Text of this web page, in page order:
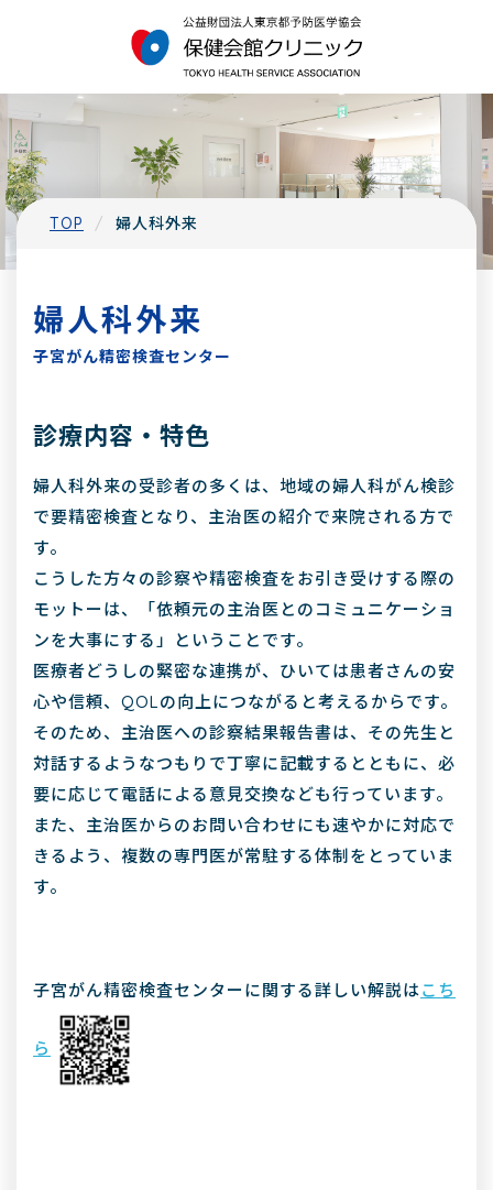
TOP 婦人科外来
婦人科外来
子宮がん精密検査センター
診療内容・特色
婦人科外来の受診者の多くは、地域の婦人科がん検診
で要精密検査となり、主治医の紹介で来院される方で
す。
こうした方々の診察や精密検査をお引き受けする際の
モットーは、「依頼元の主治医とのコミュニケーショ
ンを大事にする」ということです。
医療者どうしの緊密な連携が、ひいては患者さんの安
心や信頼、QOLの向上につながると考えるからです。
そのため、主治医への診察結果報告書は、その先生と
対話するようなつもりで丁寧に記載するとともに、必
要に応じて電話による意見交換なども行っています。
また、主治医からのお問い合わせにも速やかに対応で
きるよう、複数の専門医が常駐する体制をとっていま
す。
子宮がん精密検査センターに関する詳しい解説はこち
ら